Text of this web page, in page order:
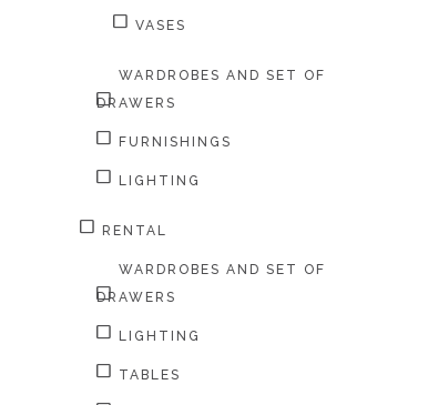
VASES
WARDROBES AND SET OF
DRAWERS
FURNISHINGS
LIGHTING
RENTAL
WARDROBES AND SET OF
DRAWERS
LIGHTING
TABLES